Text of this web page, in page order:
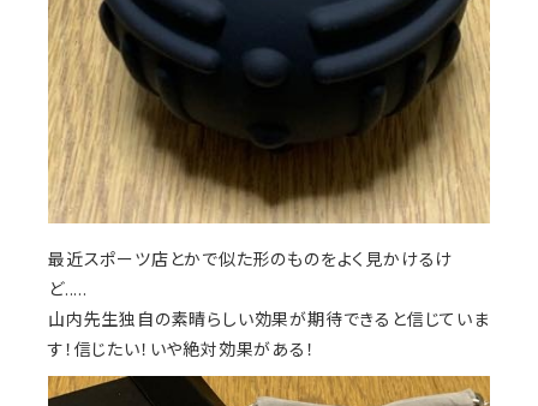
最近スポーツ店とかで似た形のものをよく見かけるけ
ど.....
山内先生独自の素晴らしい効果が期待できると信じていま
す！信じたい！いや絶対効果がある！